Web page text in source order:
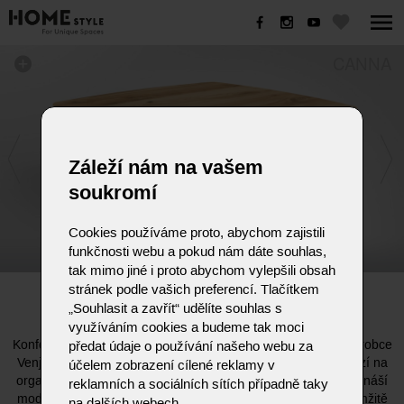
CANNA
Konferenční stolek CANNA od renomovaného německého výrobce
Venjakob je mistrovským dílem moderního designu, který sází na
organické tvary a harmonii. Na rozdíl od přísné geometrie přináší
model CANNA do interiéru jemnost a plynulé linie, které okamžitě
Záleží nám na vašem
soukromí
Cookies používáme proto, abychom zajistili
funkčnosti webu a pokud nám dáte souhlas,
tak mimo jiné i proto abychom vylepšili obsah
stránek podle vašich preferencí. Tlačítkem
„Souhlasit a zavřít“ udělíte souhlas s
využíváním cookies a budeme tak moci
předat údaje o používání našeho webu za
účelem zobrazení cílené reklamy v
reklamních a sociálních sítích případně taky